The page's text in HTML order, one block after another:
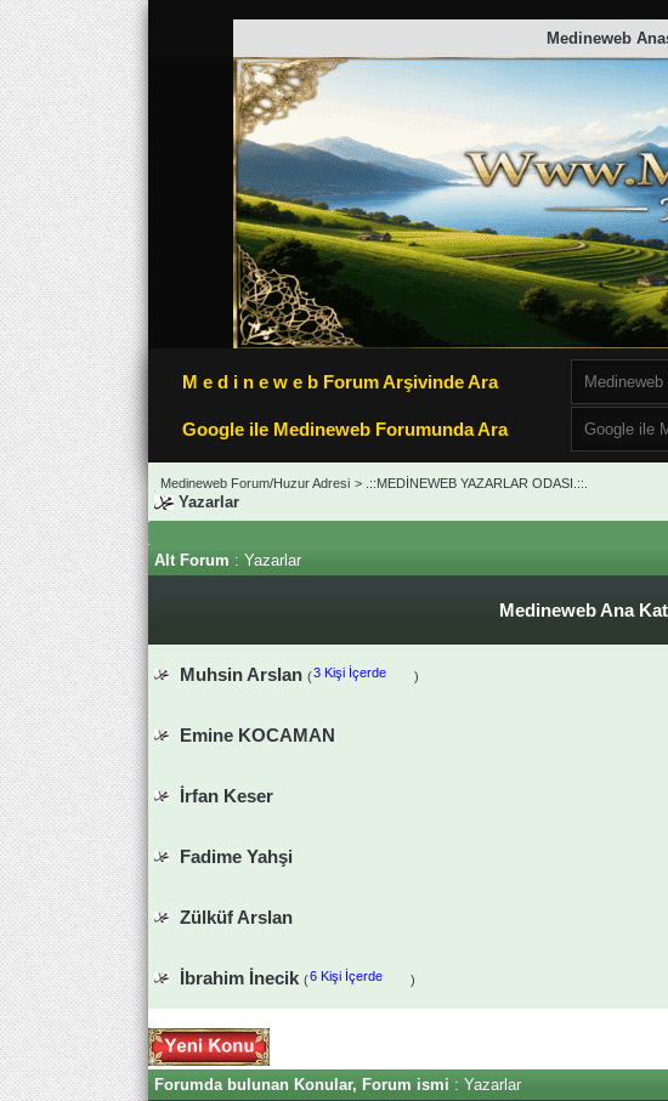
Medineweb
M e d i n e w e b Forum Arşivinde Ara
Google ile Medineweb Forumunda Ara
Medineweb Forum/Huzur Adresi > .::MEDİNEWEB YAZARLAR ODASI.::.
Yazarlar
Alt Forum : Yazarlar
Medineweb Ana
Muhsin Arslan ( 3 Kişi İçerde )
Emine KOCAMAN
İrfan Keser
Fadime Yahşi
Zülküf Arslan
İbrahim İnecik ( 6 Kişi İçerde )
Forumda bulunan Konular, Forum ismi : Yazarlar